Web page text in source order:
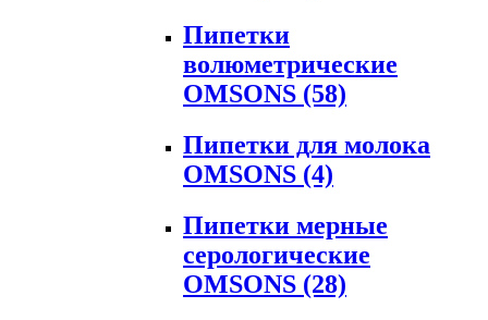
Пипетки
волюметрические
OMSONS (58)
Пипетки для молока
OMSONS (4)
Пипетки мерные
серологические
OMSONS (28)